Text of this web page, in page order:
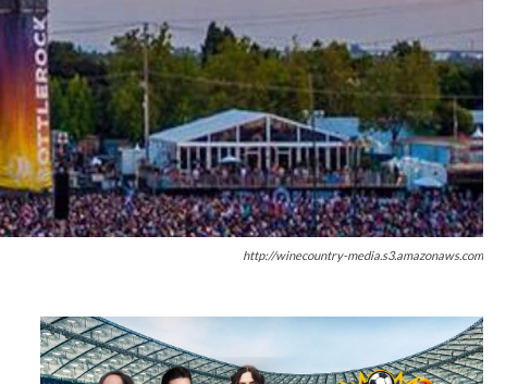
http://winecountry-media.s3.amazonaws.com